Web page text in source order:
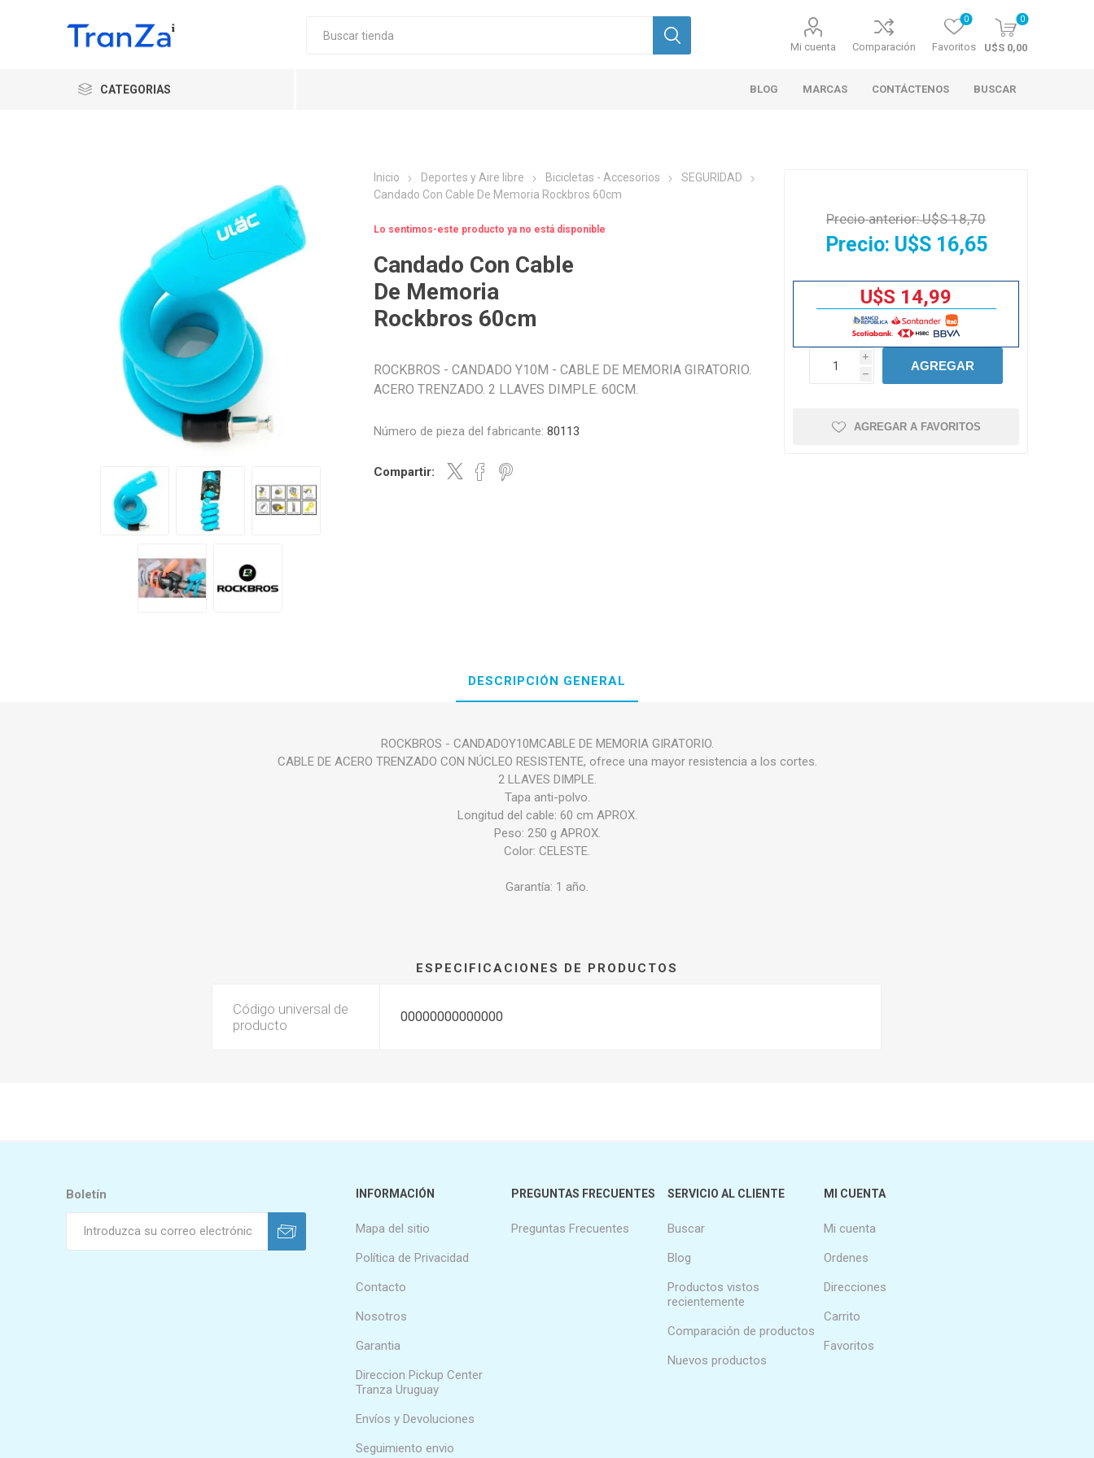
Mi cuenta Comparación Favoritos
0 0
U$S 0,00
CATEGORIAS BLOG MARCAS CONTÁCTENOS BUSCAR
Inicio Deportes y Aire libre Bicicletas - Accesorios
SEGURIDAD
Candado Con Cable De Memoria Rockbros 60cm
Lo sentimos-este producto ya no está disponible
Candado Con Cable
De Memoria
Rockbros 60cm
ROCKBROS - CANDADO Y10M - CABLE DE MEMORIA GIRATORIO.
ACERO TRENZADO. 2 LLAVES DIMPLE. 60CM.
Número de pieza del fabricante: 80113
Compartir:
Precio anterior:U$S 18,70
Precio: U$S 16,65
U$S 14,99
i
h
AGREGAR
AGREGAR A FAVORITOS
DESCRIPCIÓN GENERAL
ROCKBROS - CANDADOY10MCABLE DE MEMORIA GIRATORIO.
CABLE DE ACERO TRENZADO CON NÚCLEO RESISTENTE, ofrece una mayor resistencia a los cortes.
2 LLAVES DIMPLE.
Tapa anti-polvo.
Longitud del cable: 60 cm APROX.
Peso: 250 g APROX.
Color: CELESTE.
Garantía: 1 año.
ESPECIFICACIONES DE PRODUCTOS
Código universal de
producto
00000000000000
Boletín INFORMACIÓN
Mapa del sitio
Política de Privacidad
Contacto
Nosotros
Garantia
Direccion Pickup Center
Tranza Uruguay
Envíos y Devoluciones
Seguimiento envio
PREGUNTAS FRECUENTES
Preguntas Frecuentes
SERVICIO AL CLIENTE
Buscar
Blog
Productos vistos
recientemente
Comparación de productos
Nuevos productos
MI CUENTA
Mi cuenta
Ordenes
Direcciones
Carrito
Favoritos